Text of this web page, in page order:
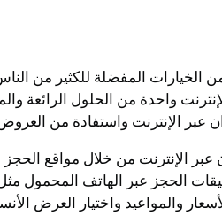
من الخيارات المفضلة للكثير من
واحدة من الحلول
عبر الإنترنت واستفادة من
الحجز عبر الهاتف المحمول
والمواعيد واختيار